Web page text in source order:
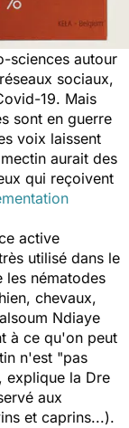
sciences autour
sociaux,
19. Mais
sont en guerre
voix laissent
aurait des
qui reçoivent
active
utilisé dans le
les nématodes
chevaux,
Ndiaye
à ce qu'on peut
n'est "pas
, explique la Dre
aux
et caprins...).